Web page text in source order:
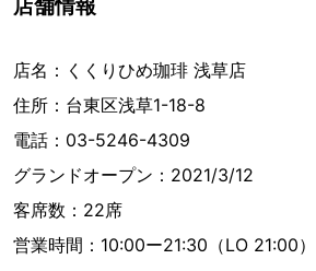
店舗情報
店名：くくりひめ珈琲 浅草店
住所：台東区浅草1-18-8
電話：03-5246-4309
グランドオープン：2021/3/12
客席数：22席
営業時間：10:00ー21:30（LO 21:00